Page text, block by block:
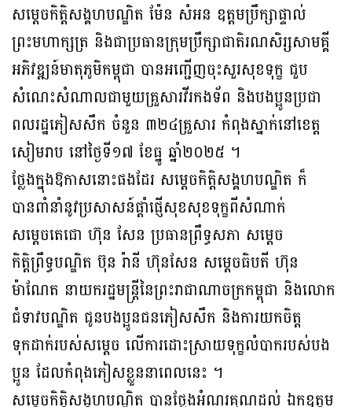
សម្តេចកិត្តិសង្គហបណ្ឌិត ម៉ែន សំអន ឧត្តមប្រឹក្សាផ្ទាល់
ព្រះមហាក្សត្រ និងជាប្រធានក្រុមប្រឹក្សាជាតិរណសិរ្សសាមគ្គី
អភិវឌ្ឍន៍មាតុភូមិកម្ពុជា បានអញ្ជើញចុះសួរសុខទុក្ខ ជួប
សំណេះសំណាលជាមួយគ្រួសារវីរកងទ័ព និងបងប្អូនប្រជា
ពលរដ្ឋភៀសសឹក ចំនួន ៣២៤គ្រួសារ កំពុងស្នាក់នៅខេត្ត
សៀមរាប នៅថ្ងៃទី១៧ ខែធ្នូ ឆ្នាំ២០២៥ ។
ថ្លែងក្នុងឱកាសនោះផងដែរ សម្តេចកិត្តិសង្គហបណ្ឌិត ក៏
បានពាំនាំនូវប្រសាសន៍ផ្ដាំផ្ញើសុខសុខទុក្ខពីសំណាក់
សម្ដេចតេជោ ហ៊ុន សែន ប្រធានព្រឹទ្ធសភា សម្តេច
កិត្តិព្រឹទ្ធបណ្ឌិត ប៊ុន រ៉ានី ហ៊ុនសែន សម្តេចធិបតី ហ៊ុន
ម៉ាណែត នាយករដ្ឋមន្ត្រីនៃព្រះរាជាណាចក្រកម្ពុជា និងលោក
ជំទាវបណ្ឌិត ជូនបងប្អូនជនភៀសសឹក និងការយកចិត្ត
ទុកដាក់របស់សម្ដេច លើការដោះស្រាយទុក្ខលំបាករបស់បង
ប្អូន ដែលកំពុងភៀសខ្លួននាពេលនេះ ។
សម្តេចកិត្តិសង្គហបណ្ឌិត បានថ្លែងអំណរគុណដល់ ឯកឧត្តម